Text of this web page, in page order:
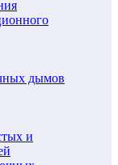
дымов
и